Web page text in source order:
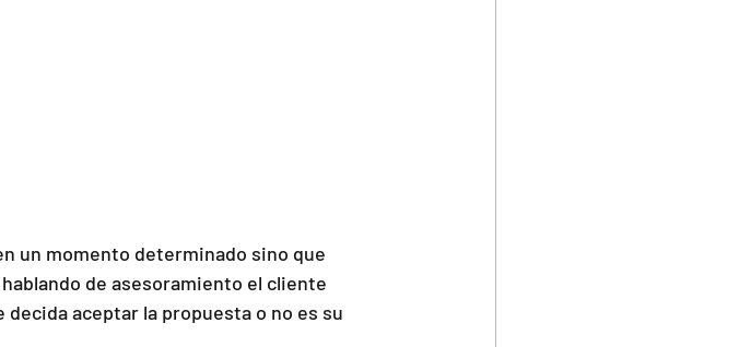
un momento determinado sino que
de asesoramiento el cliente
aceptar la propuesta o no es su